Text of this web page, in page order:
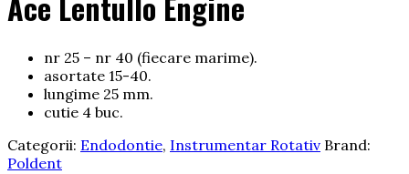
nr 25 – nr 40 (fiecare marime).
asortate 15-40.
lungime 25 mm.
cutie 4 buc.
Categorii: Endodontie, Instrumentar Rotativ Brand:
Poldent